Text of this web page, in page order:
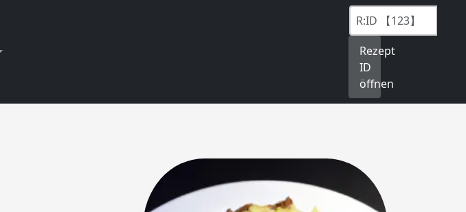
Rezept
ID
öffnen